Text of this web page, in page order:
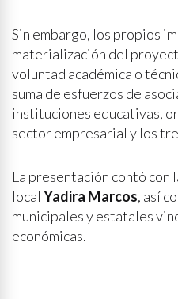
Sin embargo, los propios
materialización del
voluntad académica o
suma de esfuerzos de
instituciones educativas,
sector empresarial y los
La presentación contó con
local Yadira Marcos, así
municipales y estatales
económicas.